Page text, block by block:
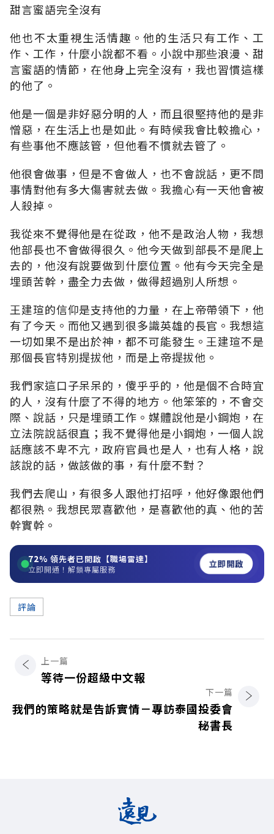
甜言蜜語完全沒有
他也不太重視生活情趣。他的生活只有工作、工
作、工作，什麼小說都不看。小說中那些浪漫、甜
言蜜語的情節，在他身上完全沒有，我也習慣這樣
的他了。
他是一個是非好惡分明的人，而且很堅持他的是非
憎惡，在生活上也是如此。有時候我會比較擔心，
有些事他不應該管，但他看不慣就去管了。
他很會做事，但是不會做人，也不會說話，更不問
事情對他有多大傷害就去做。我擔心有一天他會被
人殺掉。
我從來不覺得他是在從政，他不是政治人物，我想
他部長也不會做得很久。他今天做到部長不是爬上
去的，他沒有說要做到什麼位置。他有今天完全是
埋頭苦幹，盡全力去做，做得超過別人所想。
王建瑄的信仰是支持他的力量，在上帝帶領下，他
有了今天。而他又遇到很多識英雄的長官。我想這
一切如果不是出於神，都不可能發生。王建瑄不是
那個長官特別提拔他，而是上帝提拔他。
我們家這口子呆呆的，傻乎乎的，他是個不合時宜
的人，沒有什麼了不得的地方。他笨笨的，不會交
際、說話，只是埋頭工作。媒體說他是小鋼炮，在
立法院說話很直；我不覺得他是小鋼炮，一個人說
話應該不卑不亢，政府官員也是人，也有人格，說
該說的話，做該做的事，有什麼不對？
我們去爬山，有很多人跟他打招呼，他好像跟他們
都很熟。我想民眾喜歡他，是喜歡他的真、他的苦
幹實幹。
72% 領先者已開啟【職場雷達】
立即開通！解鎖專屬服務 立即開啟
評論
上一篇
等待一份超級中文報
下一篇
我們的策略就是告訴實情－專訪泰國投委會
秘書長